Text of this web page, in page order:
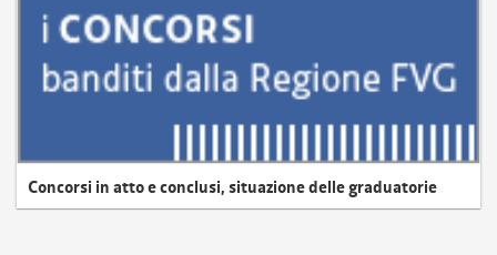
Concorsi in atto e conclusi, situazione delle graduatorie